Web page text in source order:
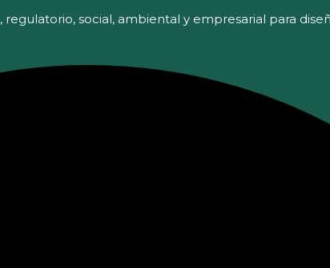
social, ambiental y empresarial para